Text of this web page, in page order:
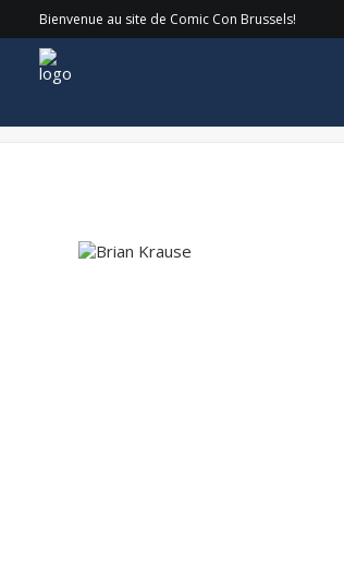
Bienvenue au site de Comic Con Brussels!
Brian Krause